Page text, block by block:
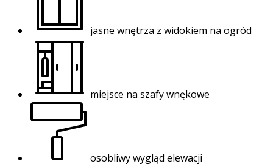
jasne wnętrza z widokiem na ogród
miejsce na szafy wnękowe
osobliwy wygląd elewacji